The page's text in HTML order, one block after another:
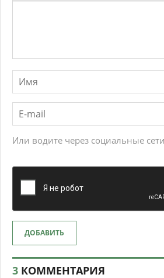
Или водите через социальные сети
ДОБАВИТЬ
3 КОММЕНТАРИЯ